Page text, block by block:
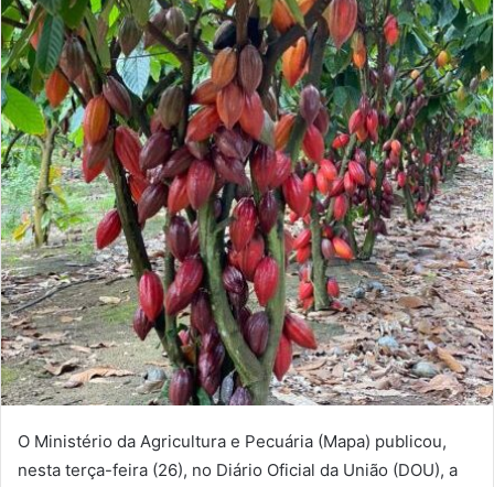
O Ministério da Agricultura e Pecuária (Mapa) publicou,
nesta terça-feira (26), no Diário Oficial da União (DOU), a